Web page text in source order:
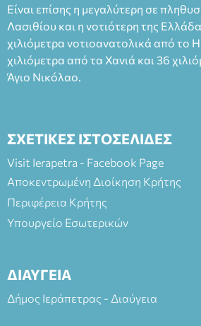
Είναι επίσης η μεγαλύτερη σε
Λασιθίου και η νοτιότερη της
χιλιόμετρα νοτιοανατολικά από το
χιλιόμετρα από τα Χανιά και 36
Άγιο Νικόλαο.
ΣΧΕΤΙΚΕΣ ΙΣΤΟΣΕΛΙΔΕΣ
Visit Ierapetra - Facebook Page
Αποκεντρωμένη Διοίκηση Κρήτης
Περιφέρεια Κρήτης
Υπουργείο Εσωτερικών
ΔΙΑΥΓΕΙΑ
Δήμος Ιεράπετρας - Διαύγεια